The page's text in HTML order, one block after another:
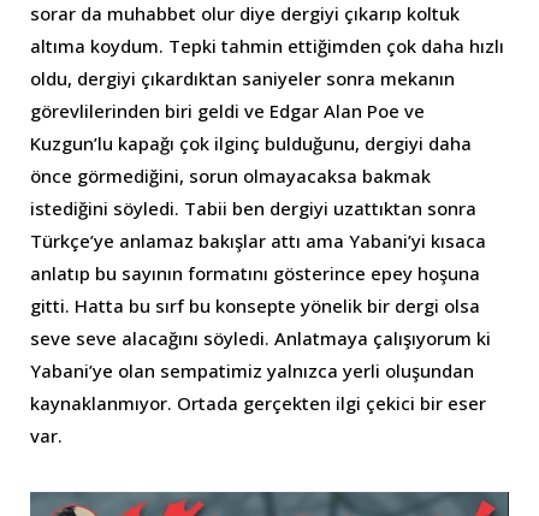
sorar da muhabbet olur diye dergiyi çıkarıp koltuk
altıma koydum. Tepki tahmin ettiğimden çok daha hızlı
oldu, dergiyi çıkardıktan saniyeler sonra mekanın
görevlilerinden biri geldi ve Edgar Alan Poe ve
Kuzgun’lu kapağı çok ilginç bulduğunu, dergiyi daha
önce görmediğini, sorun olmayacaksa bakmak
istediğini söyledi. Tabii ben dergiyi uzattıktan sonra
Türkçe’ye anlamaz bakışlar attı ama Yabani’yi kısaca
anlatıp bu sayının formatını gösterince epey hoşuna
gitti. Hatta bu sırf bu konsepte yönelik bir dergi olsa
seve seve alacağını söyledi. Anlatmaya çalışıyorum ki
Yabani’ye olan sempatimiz yalnızca yerli oluşundan
kaynaklanmıyor. Ortada gerçekten ilgi çekici bir eser
var.